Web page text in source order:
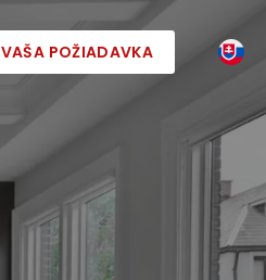
VAŠA POŽIADAVKA